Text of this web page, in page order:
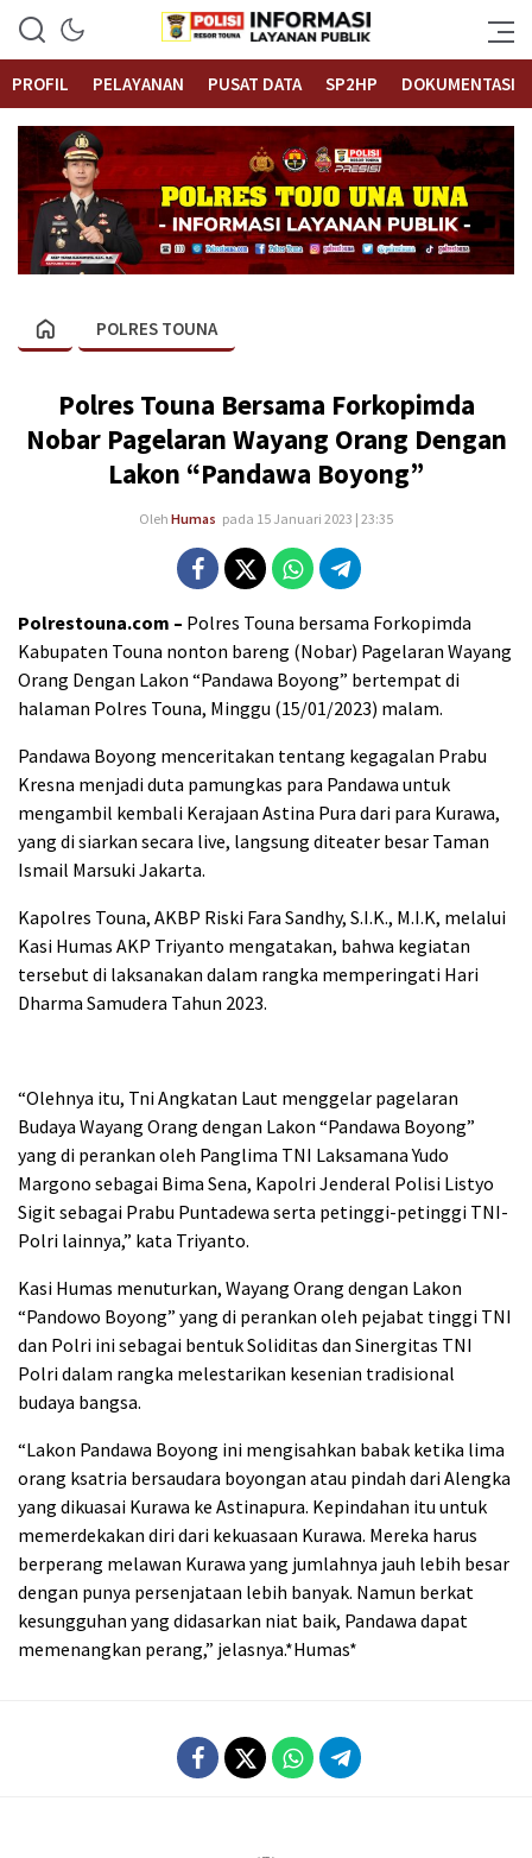
Polrestouna.com
Informasi Layanan Publik
PROFIL
PELAYANAN PUSAT DATA SP2HP DOKUMENTASI
POLRES TOUNA
Polres Touna Bersama Forkopimda
Nobar Pagelaran Wayang Orang Dengan
Lakon “Pandawa Boyong”
Oleh Humas pada 15 Januari 2023 | 23:35
Polrestouna.com – Polres Touna bersama Forkopimda
Kabupaten Touna nonton bareng (Nobar) Pagelaran Wayang
Orang Dengan Lakon “Pandawa Boyong” bertempat di
halaman Polres Touna, Minggu (15/01/2023) malam.
Pandawa Boyong menceritakan tentang kegagalan Prabu
Kresna menjadi duta pamungkas para Pandawa untuk
mengambil kembali Kerajaan Astina Pura dari para Kurawa,
yang di siarkan secara live, langsung diteater besar Taman
Ismail Marsuki Jakarta.
Kapolres Touna, AKBP Riski Fara Sandhy, S.I.K., M.I.K, melalui
Kasi Humas AKP Triyanto mengatakan, bahwa kegiatan
tersebut di laksanakan dalam rangka memperingati Hari
Dharma Samudera Tahun 2023.
“Olehnya itu, Tni Angkatan Laut menggelar pagelaran
Budaya Wayang Orang dengan Lakon “Pandawa Boyong”
yang di perankan oleh Panglima TNI Laksamana Yudo
Margono sebagai Bima Sena, Kapolri Jenderal Polisi Listyo
Sigit sebagai Prabu Puntadewa serta petinggi-petinggi TNI-
Polri lainnya,” kata Triyanto.
Kasi Humas menuturkan, Wayang Orang dengan Lakon
“Pandowo Boyong” yang di perankan oleh pejabat tinggi TNI
dan Polri ini sebagai bentuk Soliditas dan Sinergitas TNI
Polri dalam rangka melestarikan kesenian tradisional
budaya bangsa.
“Lakon Pandawa Boyong ini mengisahkan babak ketika lima
orang ksatria bersaudara boyongan atau pindah dari Alengka
yang dikuasai Kurawa ke Astinapura. Kepindahan itu untuk
memerdekakan diri dari kekuasaan Kurawa. Mereka harus
berperang melawan Kurawa yang jumlahnya jauh lebih besar
dengan punya persenjataan lebih banyak. Namun berkat
kesungguhan yang didasarkan niat baik, Pandawa dapat
memenangkan perang,” jelasnya.*Humas*